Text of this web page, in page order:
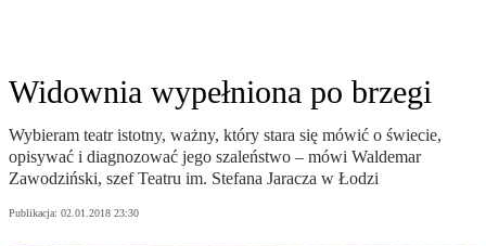
Widownia wypełniona po brzegi
Wybieram teatr istotny, ważny, który stara się mówić o świecie,
opisywać i diagnozować jego szaleństwo – mówi Waldemar
Zawodziński, szef Teatru im. Stefana Jaracza w Łodzi
Publikacja: 02.01.2018 23:30